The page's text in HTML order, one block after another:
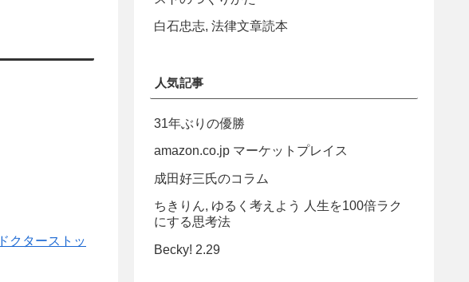
ドクターストッ
白石忠志, 法律文章読本
人気記事
31年ぶりの優勝
amazon.co.jp マーケットプレイス
成田好三氏のコラム
ちきりん, ゆるく考えよう 人生を100倍ラク
にする思考法
Becky! 2.29